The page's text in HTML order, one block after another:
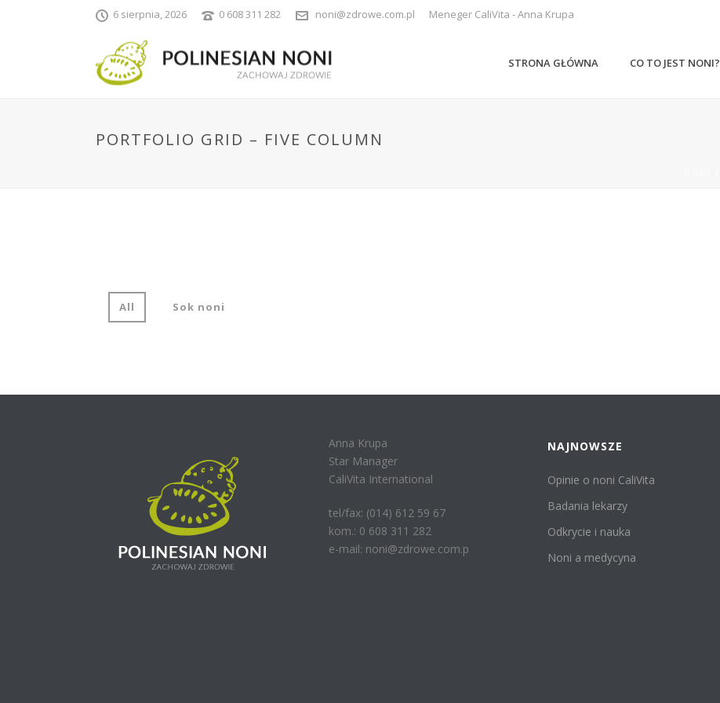
6 sierpnia, 2026 0 608 311 282 noni@zdrowe.com.pl Meneger CaliVita - Anna Krupa
STRONA GŁÓWNA CO TO JEST NONI?
PORTFOLIO GRID – FIVE COLUMN
All Sok noni
Anna Krupa
Star Manager
CaliVita International
tel/fax: (014) 612 59 67
kom.: 0 608 311 282
e-mail: noni@zdrowe.com.p
NAJNOWSZE
Opinie o noni CaliVita
Badania lekarzy
Odkrycie i nauka
Noni a medycyna